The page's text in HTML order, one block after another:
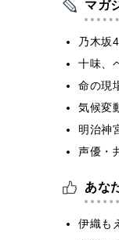
マガ
乃木坂
十味、
命の現
気候変
明治神
声優・
あな
伊織も